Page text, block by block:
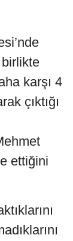
karşı 4
çıktığı
ettiğini